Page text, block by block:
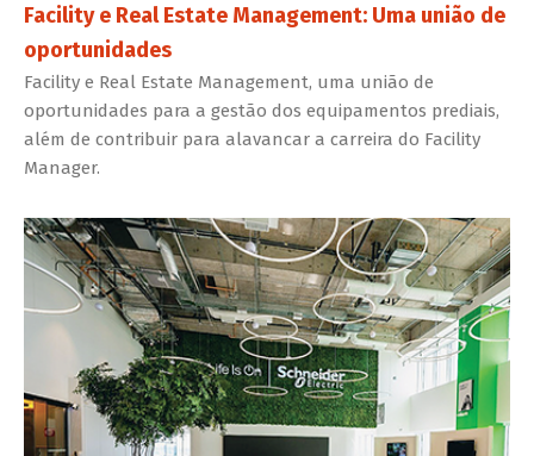
Facility e Real Estate Management: Uma união de
oportunidades
Facility e Real Estate Management, uma união de
oportunidades para a gestão dos equipamentos prediais,
além de contribuir para alavancar a carreira do Facility
Manager.